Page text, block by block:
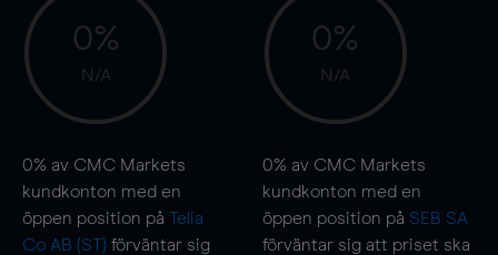
0%
N/A
0% av CMC Markets
kundkonton med en
öppen position på Telia
Co AB (ST) förväntar sig
0%
N/A
0% av CMC Markets
kundkonton med en
öppen position på SEB SA
förväntar sig att priset ska